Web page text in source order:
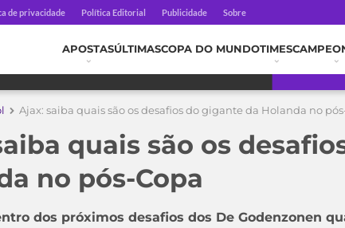
de privacidade Política Editorial Publicidade Sobre
APOSTASÚLTIMASCOPA DO MUNDOTIMES
Ajax: saiba quais são os desafios do gigante da Holanda no
quais são os
no pós-Copa
dos próximos desafios dos De Godenzonen